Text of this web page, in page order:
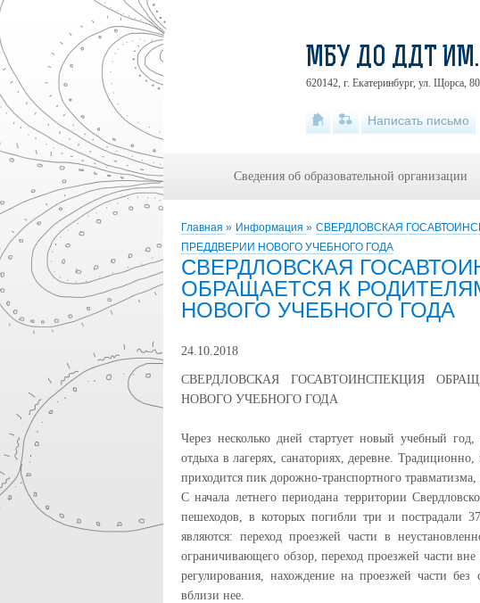
Главная » Информация » СВЕРДЛОВСКАЯ
ПРЕДДВЕРИИ НОВОГО УЧЕБНОГО ГОДА
СВЕРДЛОВСКАЯ
ОБРАЩАЕТСЯ К
НОВОГО УЧЕБНОГО ГОДА
24.10.2018
СВЕРДЛОВСКАЯ ГОСАВТОИНСПЕКЦИЯ
НОВОГО УЧЕБНОГО ГОДА
Через несколько дней стартует новый учебный
отдыха в лагерях, санаториях, деревне.
приходится пик дорожно-транспортного
С начала летнего периодана территории
пешеходов, в которых погибли три и пострадали
являются: переход проезжей части в
ограничивающего обзор, переход проезжей части
регулирования, нахождение на проезжей части
вблизи нее.
МБУ ДО ДДТ ИМ.
620142, г. Екатеринбург, ул. Щорса,
Написать письмо
Сведения об образовательной организации